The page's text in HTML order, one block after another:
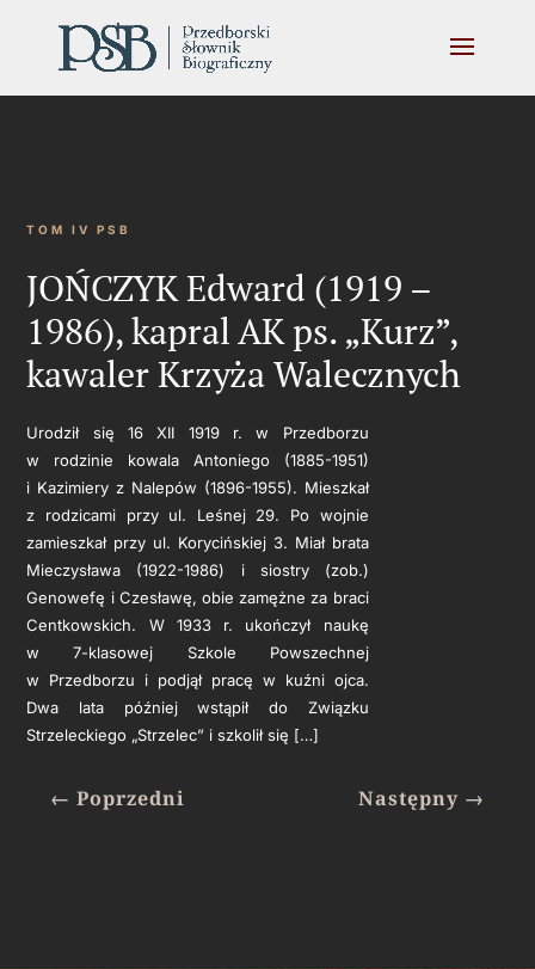
TOM IV PSB
JOŃCZYK Edward (1919 –
1986), kapral AK ps. „Kurz”,
kawaler Krzyża Walecznych
Urodził się 16 XII 1919 r. w Przedborzu
w rodzinie kowala Antoniego (1885-1951)
i Kazimiery z Nalepów (1896-1955). Mieszkał
z rodzicami przy ul. Leśnej 29. Po wojnie
zamieszkał przy ul. Korycińskiej 3. Miał brata
Mieczysława (1922-1986) i siostry (zob.)
Genowefę i Czesławę, obie zamężne za braci
Centkowskich. W 1933 r. ukończył naukę
w 7-klasowej Szkole Powszechnej
w Przedborzu i podjął pracę w kuźni ojca.
Dwa lata później wstąpił do Związku
Strzeleckiego „Strzelec” i szkolił się […]
←Poprzedni Następny→